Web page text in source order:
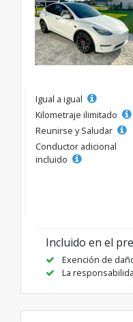
Igual a igual
Kilometraje ilimitado
Reunirse y Saludar
Conductor adicional
incluido
Incluido en el
Exención de
La